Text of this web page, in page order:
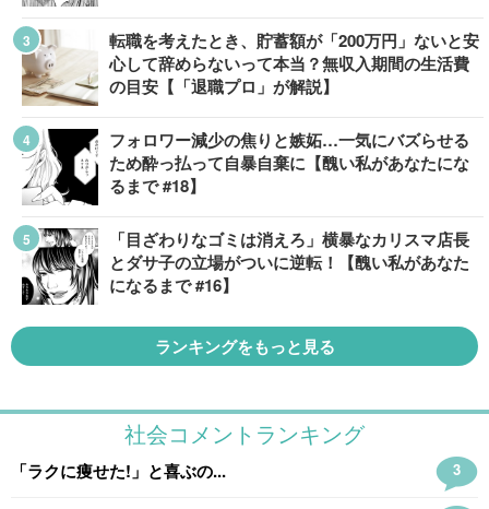
転職を考えたとき、貯蓄額が「200万円」ないと安
心して辞めらないって本当？無収入期間の生活費
の目安【「退職プロ」が解説】
フォロワー減少の焦りと嫉妬…一気にバズらせる
ため酔っ払って自暴自棄に【醜い私があなたにな
るまで #18】
「目ざわりなゴミは消えろ」横暴なカリスマ店長
とダサ子の立場がついに逆転！【醜い私があなた
になるまで #16】
ランキングをもっと見る